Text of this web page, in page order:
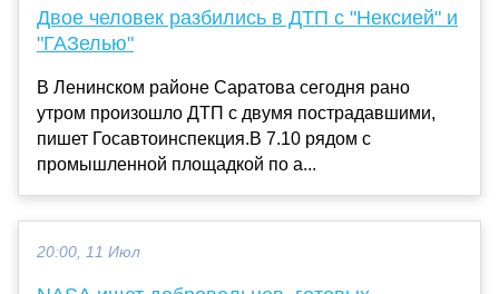
Двое человек разбились в ДТП с "Нексией" и
"ГАЗелью"
В Ленинском районе Саратова сегодня рано
утром произошло ДТП с двумя пострадавшими,
пишет Госавтоинспекция.В 7.10 рядом с
промышленной площадкой по а...
20:00, 11 Июл